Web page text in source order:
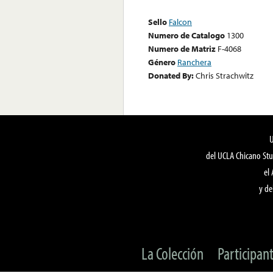
Sello Falcon
Numero de Catalogo 1300
Numero de Matriz F-4068
Género Ranchera
Donated By:Chris Strachwitz
del UCLA Chicano
el
y
La Colección